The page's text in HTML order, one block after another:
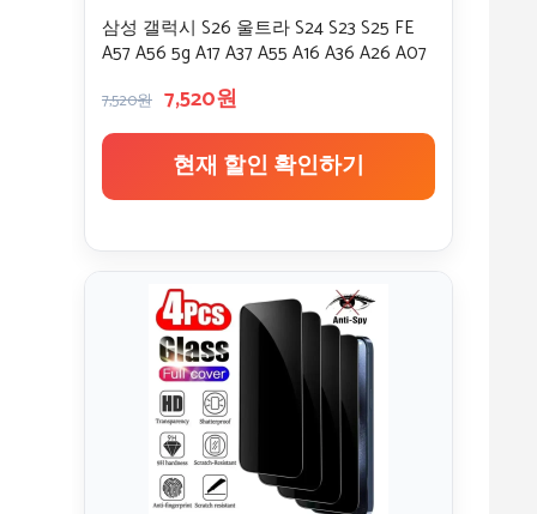
삼성 갤럭시 S26 울트라 S24 S23 S25 FE
A57 A56 5g A17 A37 A55 A16 A36 A26 A07
7,520원 7,520원
현재 할인 확인하기